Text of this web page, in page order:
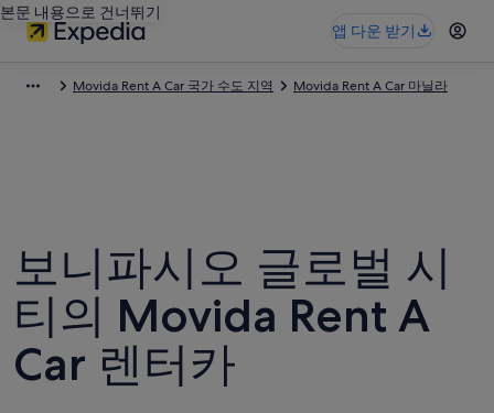
본문 내용으로 건너뛰기
앱 다운 받기
Movida Rent A Car 국가 수도 지역 Movida Rent A Car 마닐라
보니파시오 글로벌 시
티의 Movida Rent A
Car 렌터카